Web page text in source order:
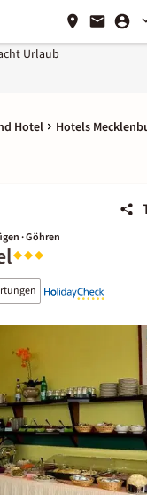
Urlaub
Hotel Hotels
· Göhren